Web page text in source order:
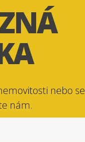
nebo
nám.